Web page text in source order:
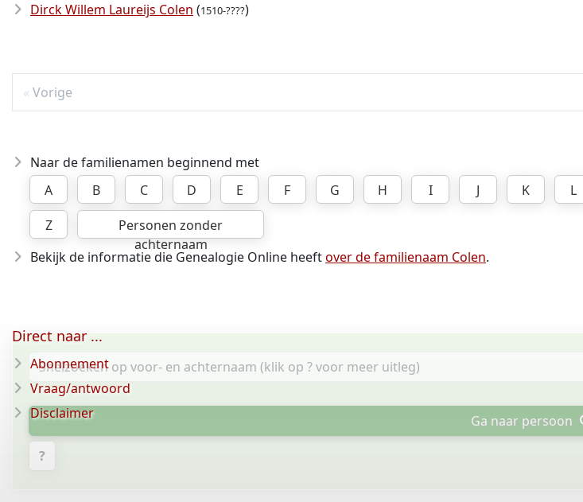
Dirck Willem Laureijs Colen (1510-????)
Vorige
Naar de familienamen beginnend met
A
B C D E F G H I J K L
Z
Personen zonder
achternaam
Bekijk de informatie die Genealogie Online heeftover de familienaam Colen.
Ga naar persoon
?
Direct naar ...
Abonnement
Vraag/antwoord
Disclaimer